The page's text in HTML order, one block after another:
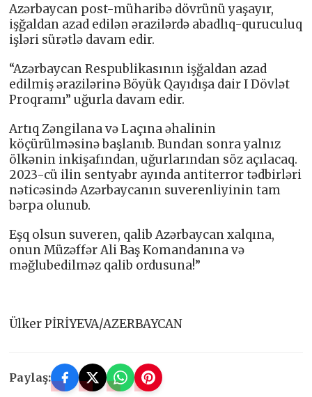
Azərbaycan post-müharibə dövrünü yaşayır,
işğaldan azad edilən ərazilərdə abadlıq-quruculuq
işləri sürətlə davam edir.
“Azərbaycan Respublikasının işğaldan azad
edilmiş ərazilərinə Böyük Qayıdışa dair I Dövlət
Proqramı” uğurla davam edir.
Artıq Zəngilana və Laçına əhalinin
köçürülməsinə başlanıb. Bundan sonra yalnız
ölkənin inkişafından, uğurlarından söz açılacaq.
2023-cü ilin sentyabr ayında antiterror tədbirləri
nəticəsində Azərbaycanın suverenliyinin tam
bərpa olunub.
Eşq olsun suveren, qalib Azərbaycan xalqına,
onun Müzəffər Ali Baş Komandanına və
məğlubedilməz qalib ordusuna!”
Ülker PİRİYEVA/AZERBAYCAN
Paylaş: